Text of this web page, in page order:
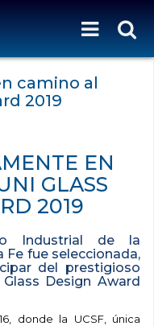
camino al
2019
EN
GLASS
2019
Industrial de la
Fe fue seleccionada,
del prestigioso
Design Award
donde la UCSF, única